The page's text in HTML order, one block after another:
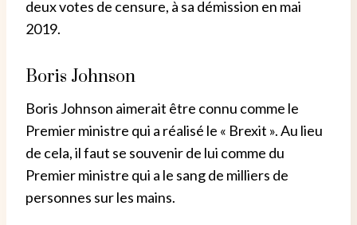
deux votes de censure, à sa démission en mai
2019.
Boris Johnson
Boris Johnson aimerait être connu comme le
Premier ministre qui a réalisé le « Brexit ». Au lieu
de cela, il faut se souvenir de lui comme du
Premier ministre qui a le sang de milliers de
personnes sur les mains.